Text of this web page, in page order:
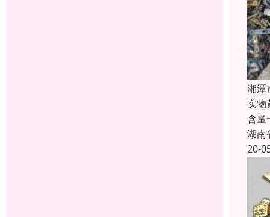
湘潭
实物
含量
湖南
20-